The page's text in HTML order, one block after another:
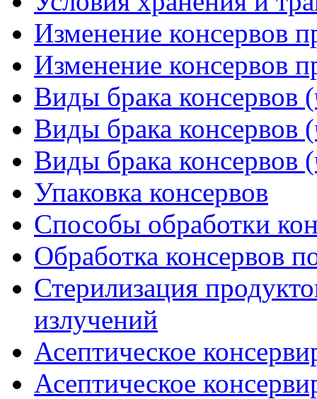
Изменение консервов
Изменение консервов
Виды брака консервов
Виды брака консервов
Виды брака консервов
Упаковка консервов
Способы обработки
Обработка консервов
Стерилизация
излучений
Асептическое
Асептическое